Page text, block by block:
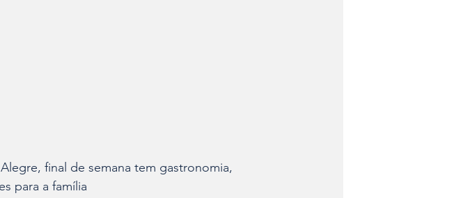
final de semana tem gastronomia,
para a família